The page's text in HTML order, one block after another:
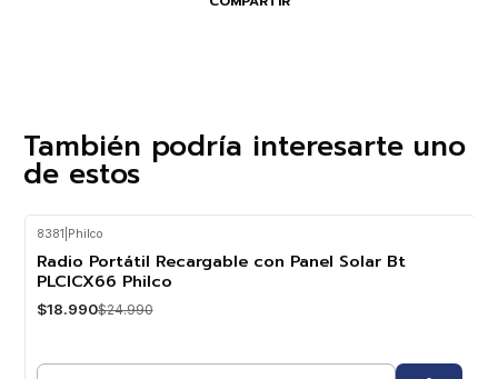
También podría interesarte uno
de estos
8381 Philco
Radio Portátil Recargable con Panel Solar Bt
PLCICX66 Philco
$18.990$24.990